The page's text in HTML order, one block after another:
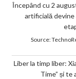
Începând cu 2
artificială devine
Source:
Liber la timp liber:
Time” și te